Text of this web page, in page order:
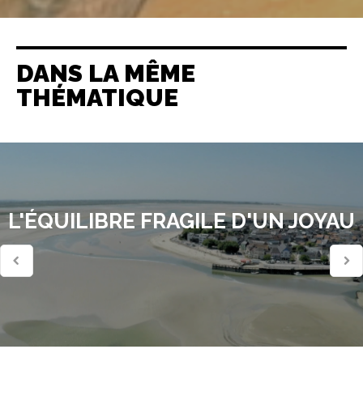
DANS LA MÊME
THÉMATIQUE
L'ÉQUILIBRE FRAGILE D'UN JOYAU